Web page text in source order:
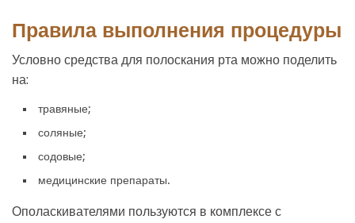
Правила выполнения процедуры
Условно средства для полоскания рта можно поделить
на:
травяные;
соляные;
содовые;
медицинские препараты.
Ополаскивателями пользуются в комплексе с